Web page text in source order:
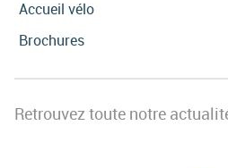
Accueil vélo
Brochures
Retrouvez toute notre